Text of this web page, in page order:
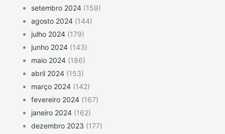
setembro 2024 (159)
agosto 2024 (144)
julho 2024 (179)
junho 2024 (143)
maio 2024 (186)
abril 2024 (153)
março 2024 (142)
fevereiro 2024 (167)
janeiro 2024 (162)
dezembro 2023 (177)